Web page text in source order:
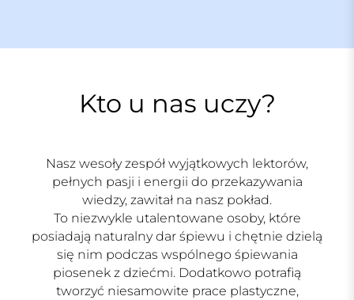
Kto u nas uczy?
Nasz wesoły zespół wyjątkowych lektorów,
pełnych pasji i energii do przekazywania
wiedzy, zawitał na nasz pokład.
To niezwykle utalentowane osoby, które
posiadają naturalny dar śpiewu i chętnie dzielą
się nim podczas wspólnego śpiewania
piosenek z dziećmi. Dodatkowo potrafią
tworzyć niesamowite prace plastyczne,